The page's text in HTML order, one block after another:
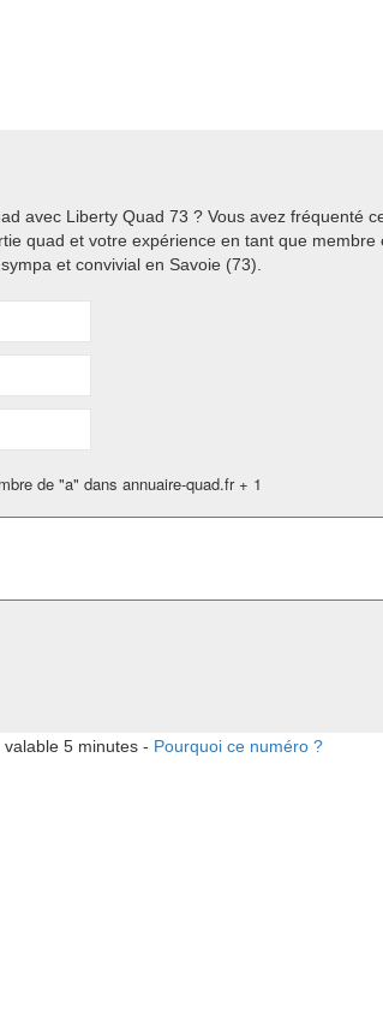
avec Liberty Quad 73 ? Vous avez fréquenté
quad et votre expérience en tant que membre
et convivial en Savoie (73).
de "a" dans annuaire-quad.fr + 1
5 minutes - Pourquoi ce numéro ?